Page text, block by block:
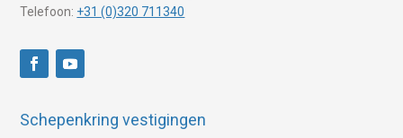
Telefoon: +31 (0)320 711340
Schepenkring vestigingen